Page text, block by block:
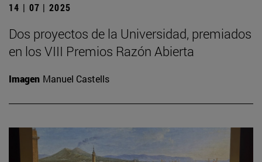
14 | 07 | 2025
Dos proyectos de la Universidad, premiados
en los VIII Premios Razón Abierta
Imagen Manuel Castells